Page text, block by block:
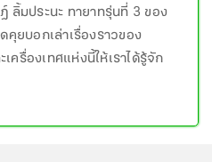
ลิ้มประนะ ทายาทรุ่นที่ 3 ของ
คุยบอกเล่าเรื่องราวของ
ครื่องเทศแห่งนี้ให้เราได้รู้จัก